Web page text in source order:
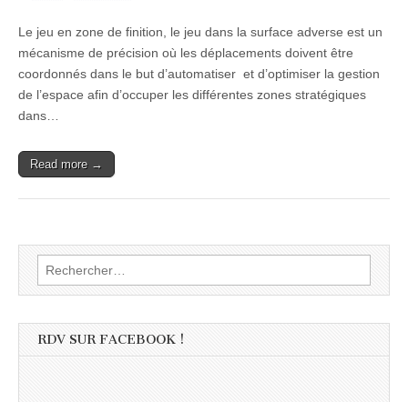
Le jeu en zone de finition, le jeu dans la surface adverse est un
mécanisme de précision où les déplacements doivent être
coordonnés dans le but d’automatiser et d’optimiser la gestion
de l’espace afin d’occuper les différentes zones stratégiques
dans…
Read more →
Rechercher :
RDV SUR FACEBOOK !